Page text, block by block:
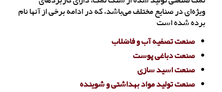
ویژه‌ای در صنایع مختلف می‌باشد، که در ادامه برخی از آنها نام
برده شده است
صنعت تصفیه آب و فاضلاب
صنعت دباغی پوست
صنعت اسید سازی
صنعت تولید مواد بهداشتی و شوینده